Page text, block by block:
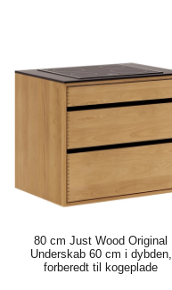
80 cm Just Wood Original
Underskab 60 cm i dybden,
forberedt til kogeplade